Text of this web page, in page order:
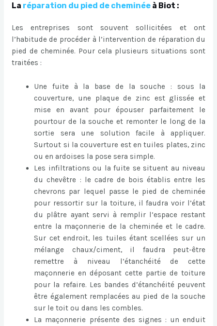
La réparation du pied de cheminéeà Biot :
Les entreprises sont souvent sollicitées et ont
l’habitude de procéder à l’intervention de réparation du
pied de cheminée. Pour cela plusieurs situations sont
traitées :
Une fuite à la base de la souche : sous la
couverture, une plaque de zinc est glissée et
mise en avant pour épouser parfaitement le
pourtour de la souche et remonter le long de la
sortie sera une solution facile à appliquer.
Surtout si la couverture est en tuiles plates, zinc
ou en ardoises la pose sera simple.
Les infiltrations ou la fuite se situent au niveau
du chevêtre : le cadre de bois établis entre les
chevrons par lequel passe le pied de cheminée
pour ressortir sur la toiture, il faudra voir l’état
du plâtre ayant servi à remplir l’espace restant
entre la maçonnerie de la cheminée et le cadre.
Sur cet endroit, les tuiles étant scellées sur un
mélange chaux/ciment, il faudra peut-être
remettre à niveau l’étanchéité de cette
maçonnerie en déposant cette partie de toiture
pour la refaire. Les bandes d’étanchéité peuvent
être également remplacées au pied de la souche
sur le toit ou dans les combles.
La maçonnerie présente des signes : un enduit